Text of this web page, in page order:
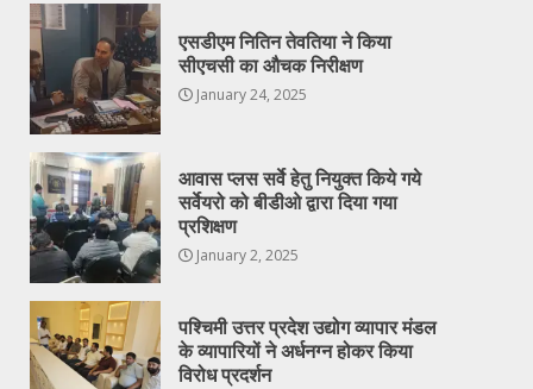
एसडीएम नितिन तेवतिया ने किया
सीएचसी का औचक निरीक्षण
January 24, 2025
आवास प्लस सर्वे हेतु नियुक्त किये गये
सर्वेयरो को बीडीओ द्वारा दिया गया
प्रशिक्षण
January 2, 2025
पश्चिमी उत्तर प्रदेश उद्योग व्यापार मंडल
के व्यापारियों ने अर्धनग्न होकर किया
विरोध प्रदर्शन